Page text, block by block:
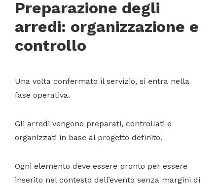
Preparazione degli
arredi: organizzazione e
controllo
Una volta confermato il servizio, si entra nella
fase operativa.
Gli arredi vengono preparati, controllati e
organizzati in base al progetto definito.
Ogni elemento deve essere pronto per essere
inserito nel contesto dell’evento senza margini di